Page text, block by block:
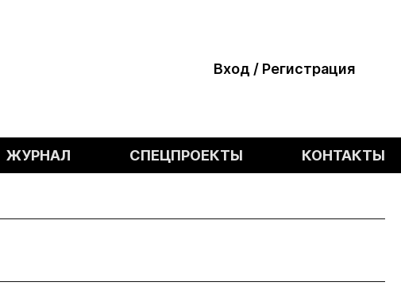
Вход / Регистрация
ЖУРНАЛ СПЕЦПРОЕКТЫ КОНТАКТЫ